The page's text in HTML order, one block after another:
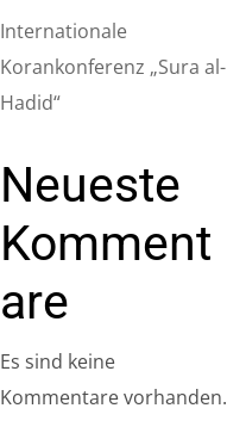
Internationale
Korankonferenz „Sura al-
Hadid“
Neueste
Komment
are
Es sind keine
Kommentare vorhanden.